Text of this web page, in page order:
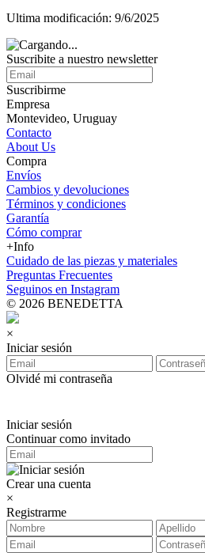
Ultima modificación: 9/6/2025
Suscribite a nuestro newsletter
Suscribirme
Empresa
Montevideo, Uruguay
Contacto
About Us
Compra
Envíos
Cambios y devoluciones
Términos y condiciones
Garantía
Cómo comprar
+Info
Cuidado de las piezas y materiales
Preguntas Frecuentes
Seguinos en Instagram
© 2026 BENEDETTA
×
Iniciar sesión
Olvidé mi contraseña
Iniciar sesión
Continuar como invitado
Crear una cuenta
×
Registrarme